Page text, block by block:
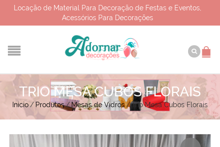
Locação de Material Para Decoração de Festas e Eventos,
Acessórios Para Decorações
TRIO MESA CUBOS FLORAIS
Início / Produtos/Mesas de Vidros/Trio Mesa Cubos Florais